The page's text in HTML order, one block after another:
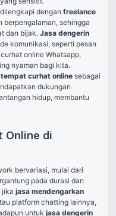
dilengkapi dengan freelance
berpengalaman, sehingga
dan bijak. Jasa dengerin
komunikasi, seperti pesan
online Whatsapp,
nyaman bagi kita.
tempat curhat online sebagai
dukungan
hidup, membantu
Online di
bervariasi, mulai dari
pada durasi dan
jika jasa mendengarkan
platform chatting lainnya,
untuk jasa dengerin